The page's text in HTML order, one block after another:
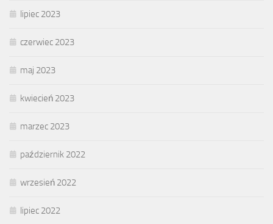
lipiec 2023
czerwiec 2023
maj 2023
kwiecień 2023
marzec 2023
październik 2022
wrzesień 2022
lipiec 2022